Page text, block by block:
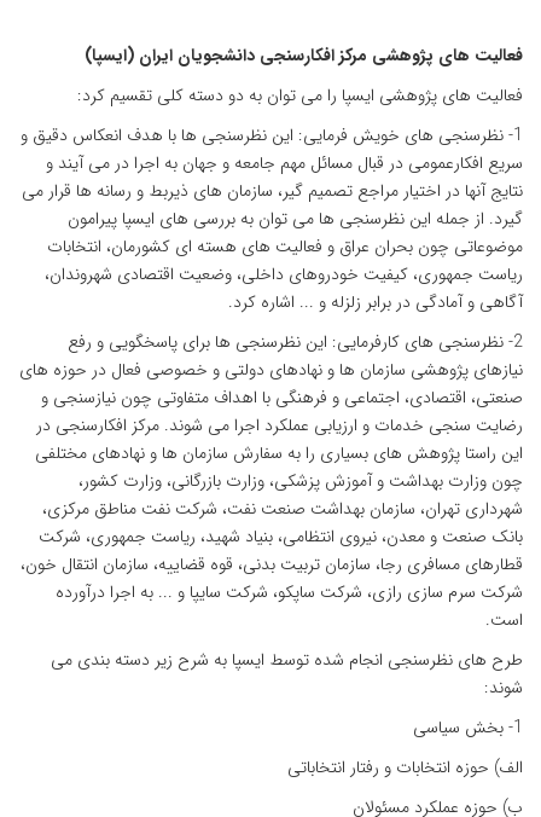
فعالیت های پژوهشی مرکز افکارسنجی دانشجویان ایران (ایسپا)
فعالیت های پژوهشی ایسپا را می توان به دو دسته کلی تقسیم کرد:
1- نظرسنجی های خویش فرمایی: این نظرسنجی ها با هدف انعکاس دقیق و
سریع افکارعمومی در قبال مسائل مهم جامعه و جهان به اجرا در می آیند و
نتایج آنها در اختیار مراجع تصمیم گیر، سازمان های ذیربط و رسانه ها قرار می
گیرد. از جمله این نظرسنجی ها می توان به بررسی های ایسپا پیرامون
موضوعاتی چون بحران عراق و فعالیت های هسته ای کشورمان، انتخابات
ریاست جمهوری، کیفیت خودروهای داخلی، وضعیت اقتصادی شهروندان،
آگاهی و آمادگی در برابر زلزله و ... اشاره کرد.
2- نظرسنجی های کارفرمایی: این نظرسنجی ها برای پاسخگویی و رفع
نیازهای پژوهشی سازمان ها و نهادهای دولتی و خصوصی فعال در حوزه های
صنعتی، اقتصادی، اجتماعی و فرهنگی با اهداف متفاوتی چون نیازسنجی و
رضایت سنجی خدمات و ارزیابی عملکرد اجرا می شوند. مرکز افکارسنجی در
این راستا پژوهش های بسیاری را به سفارش سازمان ها و نهادهای مختلفی
چون وزارت بهداشت و آموزش پزشکی، وزارت بازرگانی، وزارت کشور،
شهرداری تهران، سازمان بهداشت صنعت نفت، شرکت نفت مناطق مرکزی،
بانک صنعت و معدن، نیروی انتظامی، بنیاد شهید، ریاست جمهوری، شرکت
قطارهای مسافری رجا، سازمان تربیت بدنی، قوه قضاییه، سازمان انتقال خون،
شرکت سرم سازی رازی، شرکت ساپکو، شرکت سایپا و ... به اجرا درآورده
است.
طرح های نظرسنجی انجام شده توسط ایسپا به شرح زیر دسته بندی می
شوند:
1- بخش سیاسی
الف) حوزه انتخابات و رفتار انتخاباتی
ب) حوزه عملکرد مسئولان